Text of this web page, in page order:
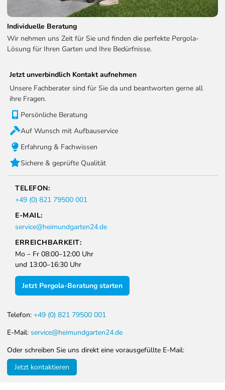
Individuelle Beratung
Wir nehmen uns Zeit für Sie und finden die perfekte Pergola-
Lösung für Ihren Garten und Ihre Bedürfnisse.
Jetzt unverbindlich Kontakt aufnehmen
Unsere Fachberater sind für Sie da und beantworten gerne all
ihre Fragen.
Persönliche Beratung
Auf Wunsch mit Aufbauservice
Erfahrung & Fachwissen
Sichere & geprüfte Qualität
TELEFON:
+49 (0) 821 79500 001
E-MAIL:
service@heimundgarten24.de
ERREICHBARKEIT:
Mo – Fr 08:00–12:00 Uhr
und 13:00–16:30 Uhr
Jetzt Pergola-Beratung starten
Telefon: +49 (0) 821 79500 001
E-Mail: service@heimundgarten24.de
Oder schreiben Sie uns direkt eine vorausgefüllte E-Mail:
Jetzt kontaktieren